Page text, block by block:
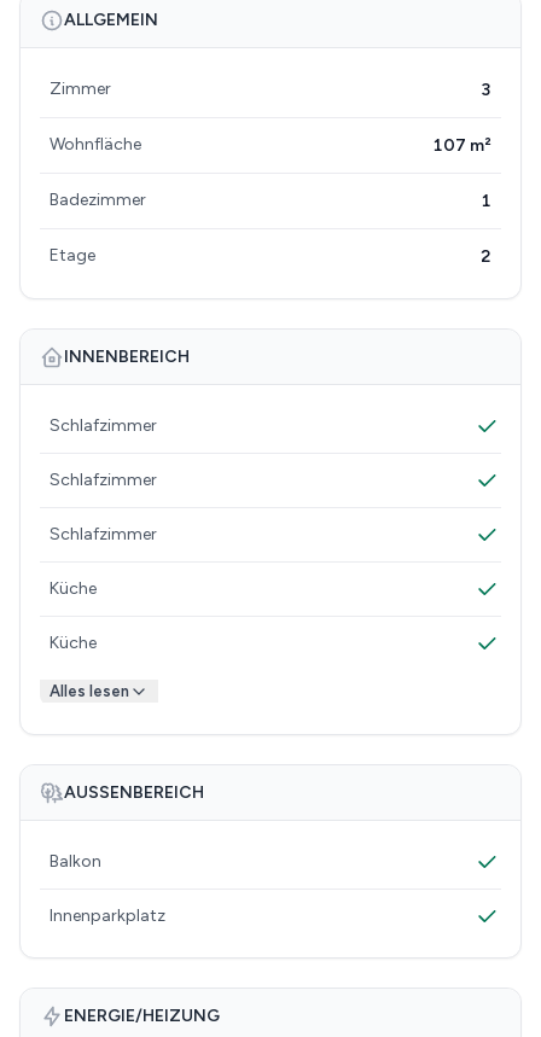
ALLGEMEIN
Zimmer 3
Wohnfläche 107 m²
Badezimmer 1
Etage 2
INNENBEREICH
Schlafzimmer
Schlafzimmer
Schlafzimmer
Küche
Küche
Alles lesen
AUSSENBEREICH
Balkon
Innenparkplatz
ENERGIE/HEIZUNG